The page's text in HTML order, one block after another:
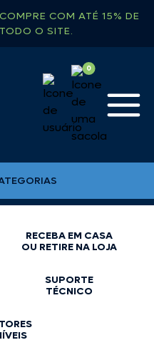
COM ATÉ 15% DE
O SITE.
RECEBA EM CASA
OU RETIRE NA LOJA
SUPORTE
TÉCNICO